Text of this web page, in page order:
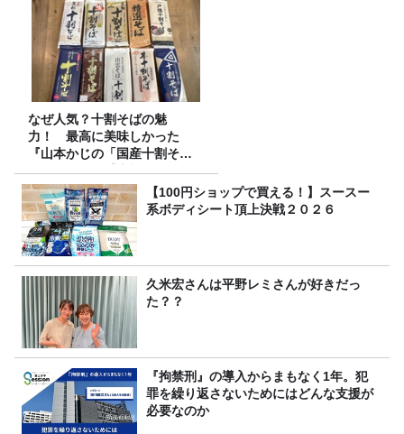
なぜ人気？十割そばの魅
力！ 最高に美味しかった
『山本かじの「国産十割そ
ば」』とは？【十割そば10種
食べ比べ】
【100円ショップで買える！】スースー
系ボディシート頂上決戦２０２６
久米宏さんは平野レミさんが好きだっ
た？？
『拘禁刑』の導入からまもなく1年。犯
罪を繰り返さないためにはどんな支援が
必要なのか